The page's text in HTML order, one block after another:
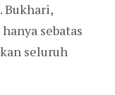
Bukhari,
sebatas
seluruh